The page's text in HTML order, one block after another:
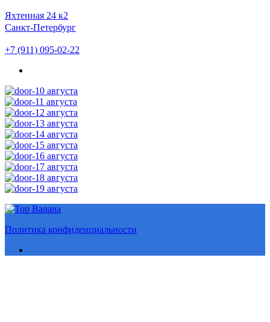
Яхтенная 24 к2
Санкт-Петербург
+7 (911) 095-02-22
Политика конфиденциальности